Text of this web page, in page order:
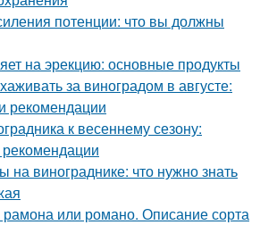
потенции: что вы должны
на эрекцию: основные продукты
за виноградом в августе:
рекомендации
к весеннему сезону:
на винограднике: что нужно знать
или романо. Описание сорта